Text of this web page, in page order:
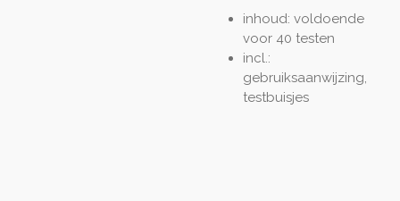
inhoud: voldoende
voor 40 testen
incl.:
gebruiksaanwijzing,
testbuisjes